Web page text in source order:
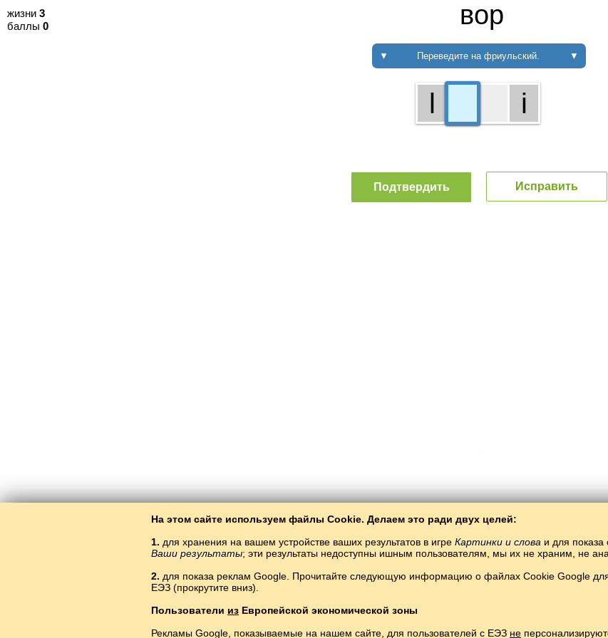
жизни 3
баллы 0 вор
▼ Переведите на фриульский. ▼
На этом сайте используем файлы Cookie. Делаем это ради двух целей:
1. для хранения на вашем устройстве ваших результатов в игре Картинки и слова и для показа
Ваши результаты; эти результаты недоступны ишным пользователям, мы их не храним, не
2. для показа реклам Google. Прочитайте следующую информацию о файлах Cookie Google
ЕЭЗ (прокрутите вниз).
Пользователи из Европейской экономической зоны
Рекламы Google, показываемые на нашем сайте, для пользователей с ЕЭЗ не
Все права защищены.